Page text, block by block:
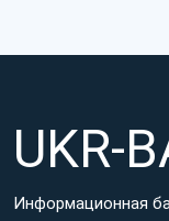
UKR-
Информационная